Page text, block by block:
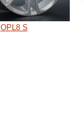
OPL8 S